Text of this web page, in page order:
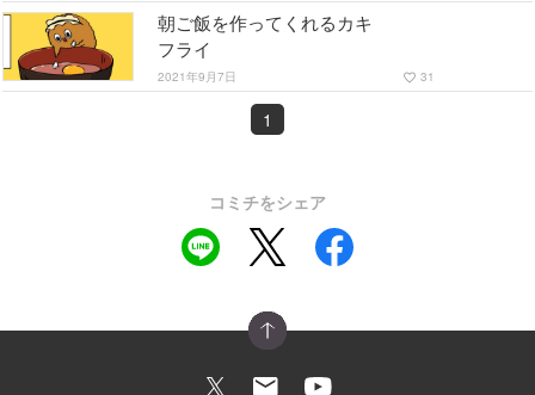
朝ご飯を作ってくれるカキ
フライ
2021年9月7日 favorite_border 31
1
コミチをシェア